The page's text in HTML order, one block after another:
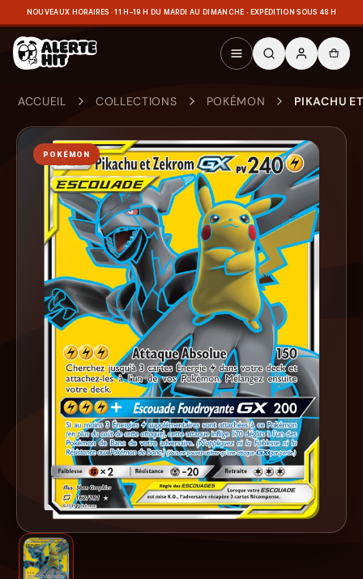
NOUVEAUX HORAIRES · 11 H–19 H DU MARDI AU DIMANCHE · EXPÉDITION SOUS 48 H
ACCUEIL COLLECTIONS POKÉMON PIKACHU
POKÉMON